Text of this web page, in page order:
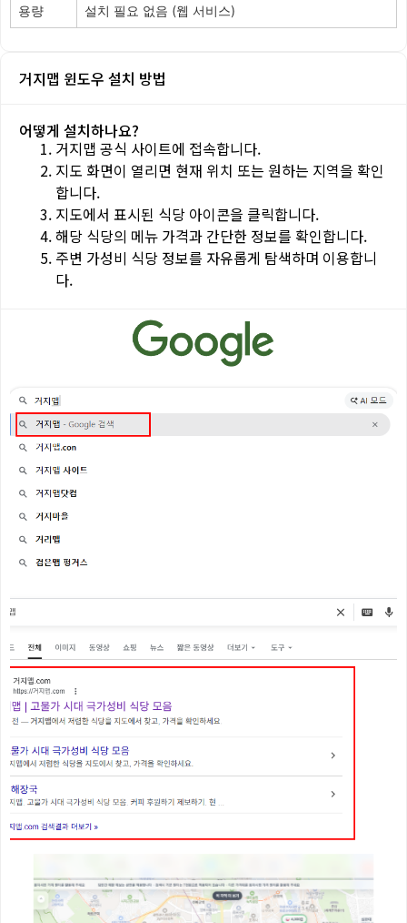
용량 설치 필요 없음 (웹 서비스)
거지맵 윈도우 설치 방법
어떻게 설치하나요?
거지맵 공식 사이트에 접속합니다.
지도 화면이 열리면 현재 위치 또는 원하는 지역을 확인
합니다.
지도에서 표시된 식당 아이콘을 클릭합니다.
해당 식당의 메뉴 가격과 간단한 정보를 확인합니다.
주변 가성비 식당 정보를 자유롭게 탐색하며 이용합니
다.